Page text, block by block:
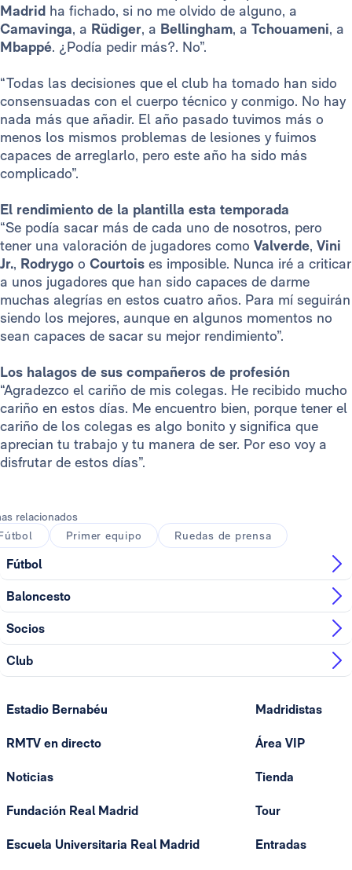
Madrid ha fichado, si no me olvido de alguno, a
Camavinga, a Rüdiger, a Bellingham, a Tchouameni, a
Mbappé. ¿Podía pedir más?. No”.
“Todas las decisiones que el club ha tomado han sido
consensuadas con el cuerpo técnico y conmigo. No hay
nada más que añadir. El año pasado tuvimos más o
menos los mismos problemas de lesiones y fuimos
capaces de arreglarlo, pero este año ha sido más
complicado”.
El rendimiento de la plantilla esta temporada
“Se podía sacar más de cada uno de nosotros, pero
tener una valoración de jugadores como Valverde, Vini
Jr., Rodrygo o Courtois es imposible. Nunca iré a criticar
a unos jugadores que han sido capaces de darme
muchas alegrías en estos cuatro años. Para mí seguirán
siendo los mejores, aunque en algunos momentos no
sean capaces de sacar su mejor rendimiento”.
Los halagos de sus compañeros de profesión
“Agradezco el cariño de mis colegas. He recibido mucho
cariño en estos días. Me encuentro bien, porque tener el
cariño de los colegas es algo bonito y significa que
aprecian tu trabajo y tu manera de ser. Por eso voy a
disfrutar de estos días”.
relacionados
Primer equipo Ruedas de prensa
Fútbol
Baloncesto
Socios
Club
Estadio Bernabéu
RMTV en directo
Noticias
Fundación Real Madrid
Escuela Universitaria Real Madrid
Madridistas
Área VIP
Tienda
Tour
Entradas